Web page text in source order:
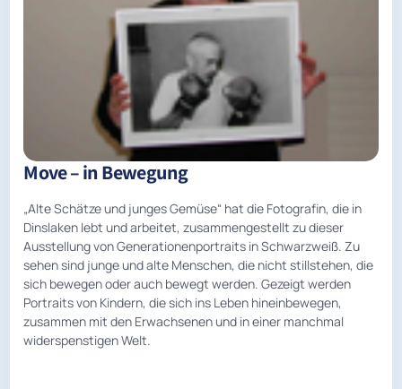
Move – in Bewegung
„Alte Schätze und junges Gemüse“ hat die Fotografin, die in
Dinslaken lebt und arbeitet, zusammengestellt zu dieser
Ausstellung von Generationenportraits in Schwarzweiß. Zu
sehen sind junge und alte Menschen, die nicht stillstehen, die
sich bewegen oder auch bewegt werden. Gezeigt werden
Portraits von Kindern, die sich ins Leben hineinbewegen,
zusammen mit den Erwachsenen und in einer manchmal
widerspenstigen Welt.